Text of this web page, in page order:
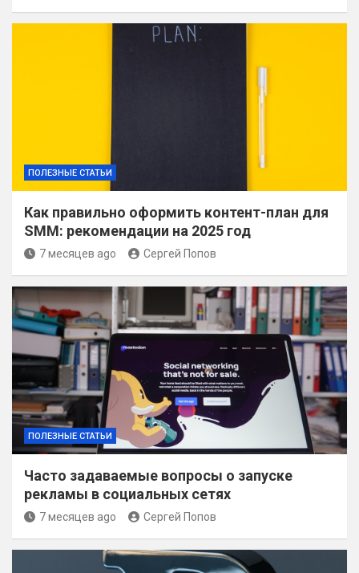
ПОЛЕЗНЫЕ СТАТЬИ
Как правильно оформить контент-план для
SMM: рекомендации на 2025 год
7 месяцев ago Сергей Попов
ПОЛЕЗНЫЕ СТАТЬИ
Часто задаваемые вопросы о запуске
рекламы в социальных сетях
7 месяцев ago Сергей Попов